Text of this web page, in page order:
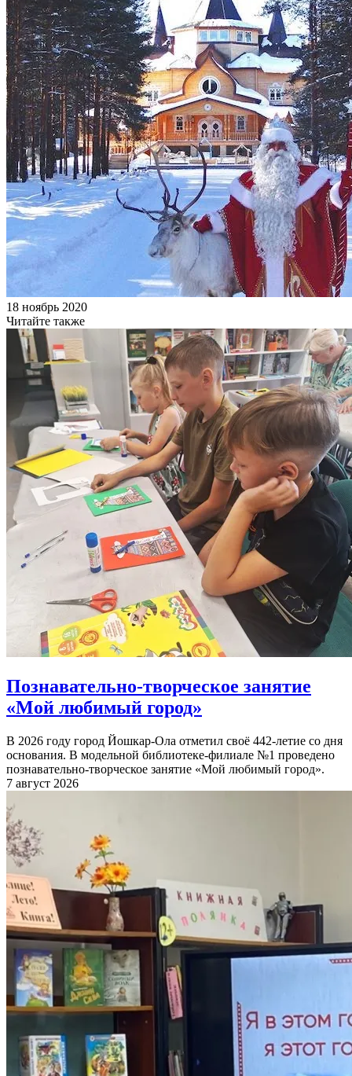
18 ноябрь 2020
Читайте также
Познавательно-творческое занятие
«Мой любимый город»
В 2026 году город Йошкар-Ола отметил своё 442-летие со дня
основания. В модельной библиотеке-филиале №1 проведено
познавательно-творческое занятие «Мой любимый город».
7 август 2026